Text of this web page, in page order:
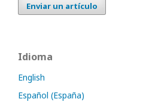
Enviar un artículo
Idioma
English
Español (España)